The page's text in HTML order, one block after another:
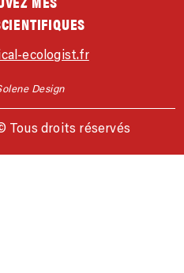
ecologist.fr
Design
Tous droits réservés